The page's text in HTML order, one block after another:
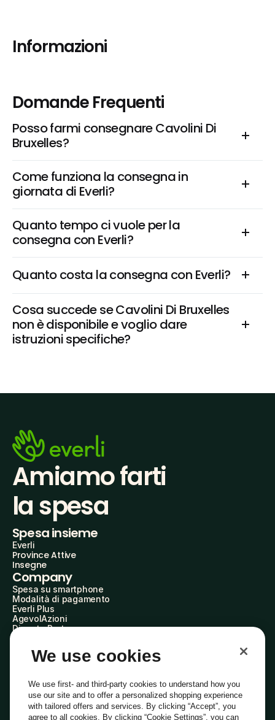
Informazioni
Domande Frequenti
Posso farmi consegnare Cavolini Di
Bruxelles?
Come funziona la consegna in
giornata di Everli?
Quanto tempo ci vuole per la
consegna con Everli?
Quanto costa la consegna con Everli?
Cosa succede se Cavolini Di Bruxelles
non è disponibile e voglio dare
istruzioni specifiche?
Amiamo farti
la spesa
Spesa insieme
Everli
Province Attive
Insegne
Company
Spesa su smartphone
Modalità di pagamento
Everli Plus
AgevolAzioni
Diventa Partner
Everli Shoppers
About Us
Everli News
Domande frequenti
Lavora con noi
Diventa Shopper
We use cookies
We use first- and third-party cookies to understand how you
use our site and to offer a personalized shopping experience
with tailored offers and services. By clicking “Accept”, you
agree to all cookies. By clicking “Cookie Settings”, you can